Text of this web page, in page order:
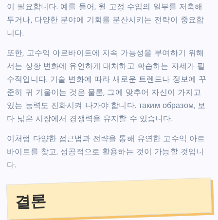
이 필요합니다. 예를 들어, 월 고정 수입의 일부를 저축해
두거나, 다양한 분야에 기회를 분산시키는 전략이 중요합
니다.
또한, 고수익 아르바이트에 지속 가능성을 부여하기 위해
서는 상황 변화에 유연하게 대처하고 학습하는 자세가 필
수적입니다. 기술 변화에 따라 새로운 트렌드나 정보에 꾸
준히 귀 기울이는 것은 물론, 그에 맞추어 자신이 가지고
있는 능력도 진화시켜 나가야 합니다. таким образом, 보
다 넓은 시장에서 경쟁력을 유지할 수 있습니다.
이처럼 다양한 접근법과 전략을 통해 유연한 고수익 아르
바이트를 찾고, 성공적으로 활용하는 것이 가능할 것입니
다.
결론